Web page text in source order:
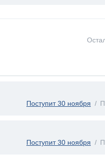
Поступит 30 ноября
Поступит 30 ноября